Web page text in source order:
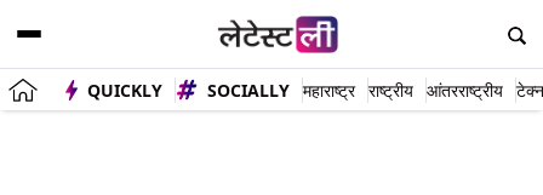
QUICKLY SOCIALLY महाराष्ट्र राष्ट्रीय आंतरराष्ट्रीय